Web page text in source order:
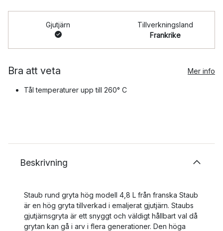
Gjutjärn
Tillverkningsland
Frankrike
Bra att veta Mer info
Tål temperaturer upp till 260° C
Beskrivning
Staub rund gryta hög modell 4,8 L från franska Staub
är en hög gryta tillverkad i emaljerat gjutjärn. Staubs
gjutjärnsgryta är ett snyggt och väldigt hållbart val då
grytan kan gå i arv i flera generationer. Den höga